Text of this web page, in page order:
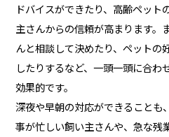
ドバイスができたり、高齢ペット
主さんからの信頼が高まります。
んと相談して決めたり、ペットの
したりするなど、一頭一頭に合わ
効果的です。
深夜や早朝の対応ができることも
事が忙しい飼い主さんや、急な残